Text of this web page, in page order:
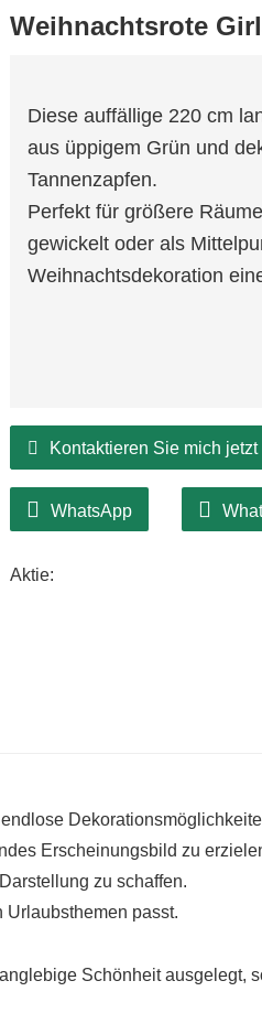
Weihnachtsrote
Diese auffällige 220 cm
aus üppigem Grün und
Tannenzapfen.
Perfekt für größere
gewickelt oder als
Weihnachtsdekoration
Kontaktieren Sie mich jetzt
WhatsApp
Aktie:
Erscheinungsbild zu
zu schaffen.
passt.
Schönheit ausgelegt,